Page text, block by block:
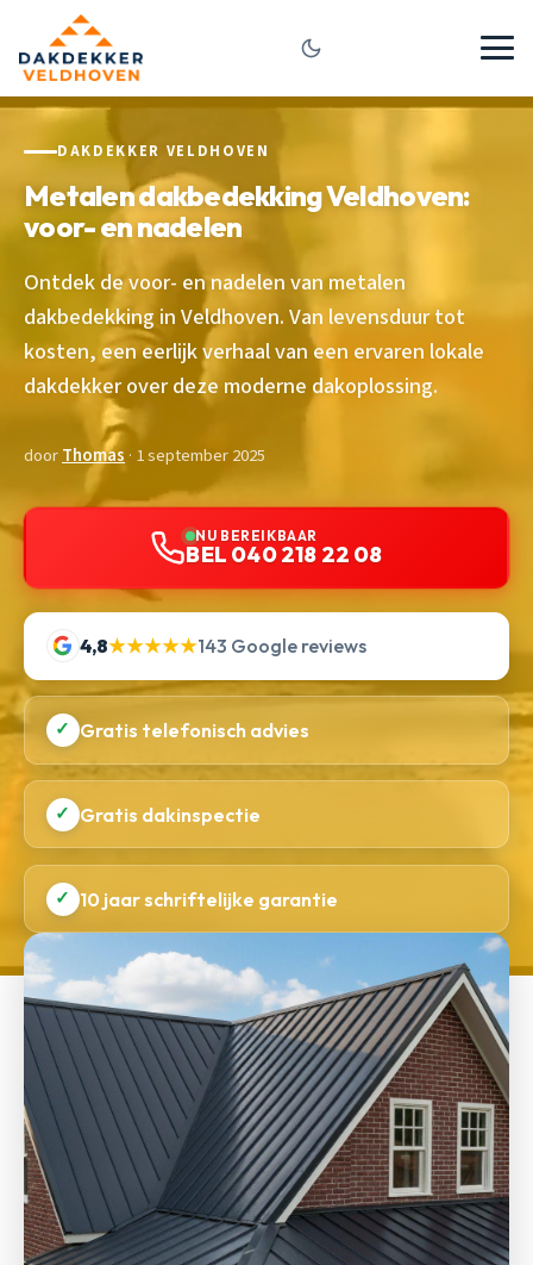
DAKDEKKER VELDHOVEN
Metalen dakbedekking Veldhoven:
voor- en nadelen
Ontdek de voor- en nadelen van metalen
dakbedekking in Veldhoven. Van levensduur tot
kosten, een eerlijk verhaal van een ervaren lokale
dakdekker over deze moderne dakoplossing.
doorThomas · 1 september 2025
NU BEREIKBAAR
BEL 040 218 22 08
4,8★★★★★143 Google reviews
✓ Gratis telefonisch advies
✓ Gratis dakinspectie
✓ 10 jaar schriftelijke garantie